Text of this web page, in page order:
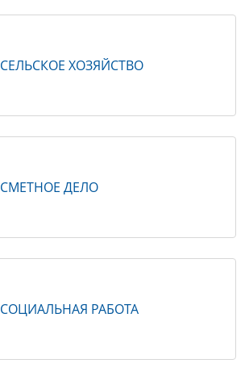
СЕЛЬСКОЕ ХОЗЯЙСТВО
СМЕТНОЕ ДЕЛО
СОЦИАЛЬНАЯ РАБОТА